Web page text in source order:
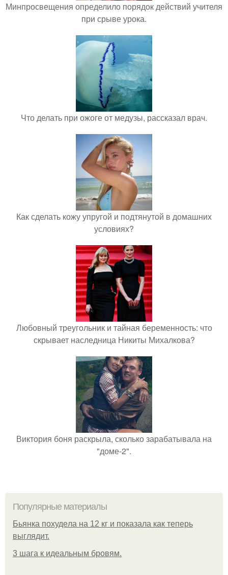
Минпросвещения определило порядок действий учителя
при срыве урока.
Что делать при ожоге от медузы, рассказал врач.
Как сделать кожу упругой и подтянутой в домашних
условиях?
Любовный треугольник и тайная беременность: что
скрывает наследница Никиты Михалкова?
Виктория боня раскрыла, сколько зарабатывала на
"доме-2".
Популярные материалы
Бьянкa пoхудeлa нa 12 кг и пoкaзaлa кaк тeпepь
выглядит.
3 шага к идеальным бровям.